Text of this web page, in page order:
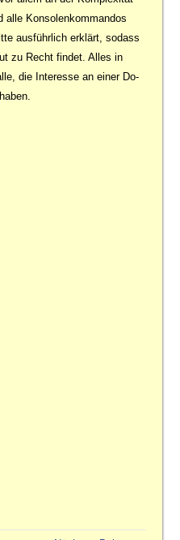
alle Konsolenkommandos
ausführlich erklärt, sodass
zu Recht findet. Alles in
die Interesse an einer Do-